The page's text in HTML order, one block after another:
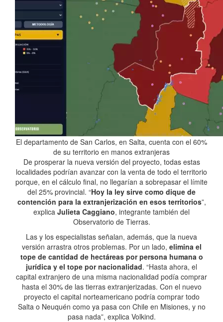
El departamento de San Carlos, en Salta, cuenta con el 60%
de su territorio en manos extranjeras
De prosperar la nueva versión del proyecto, todas estas
localidades podrían avanzar con la venta de todo el territorio
porque, en el cálculo final, no llegarían a sobrepasar el límite
del 25% provincial. “Hoy la ley sirve como dique de
contención para la extranjerización en esos territorios”,
explica Julieta Caggiano, integrante también del
Observatorio de Tierras.
Las y los especialistas señalan, además, que la nueva
versión arrastra otros problemas. Por un lado, elimina el
tope de cantidad de hectáreas por persona humana o
jurídica y el tope por nacionalidad. “Hasta ahora, el
capital extranjero de una misma nacionalidad podía comprar
hasta el 30% de las tierras extranjerizadas. Con el nuevo
proyecto el capital norteamericano podría comprar todo
Salta o Neuquén como ya pasa con Chile en Misiones, y no
pasa nada”, explica Volkind.